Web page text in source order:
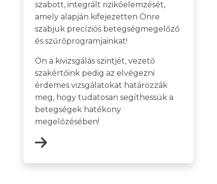
szabott, integrált rizikóelemzését,
amely alapján kifejezetten Önre
szabjuk precíziós betegségmegelőző
és szűrőprogramjainkat!
Ön a kivizsgálás szintjét, vezető
szakértőink pedig az elvégezni
érdemes vizsgálatokat határozzák
meg, hogy tudatosan segíthessük a
betegségek hatékony
megelőzésében!